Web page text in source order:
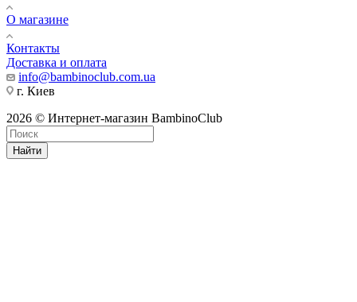
О магазине
Контакты
Доставка и оплата
info@bambinoclub.com.ua
г. Киев
2026 © Интернет-магазин BambinoClub
Найти